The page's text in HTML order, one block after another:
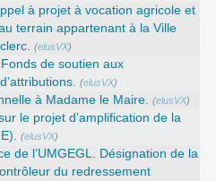
à projet à vocation agricole et
terrain appartenant à la Ville
(elusVX)
de soutien aux
(elusVX)
à Madame le Maire. (elusVX)
le projet d’amplification de la
(elusVX)
de l’UMGEGL. Désignation de la
du redressement